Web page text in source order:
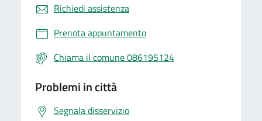
Richiedi assistenza
Prenota appuntamento
Chiama il comune 086195124
Problemi in città
Segnala disservizio